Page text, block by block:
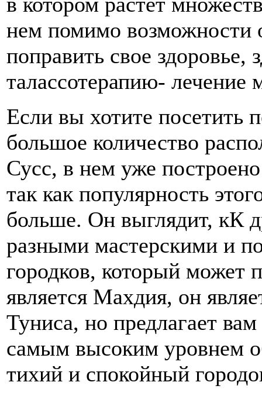
нем помимо возможности
поправить свое здоровье,
талассотерапию- лечение
Если вы хотите посетить
большое количество
Сусс, в нем уже
так как популярность
больше. Он выглядит, кК
разными мастерскими и
городков, который может
является Махдия, он
Туниса, но предлагает
самым высоким уровнем
тихий и спокойный